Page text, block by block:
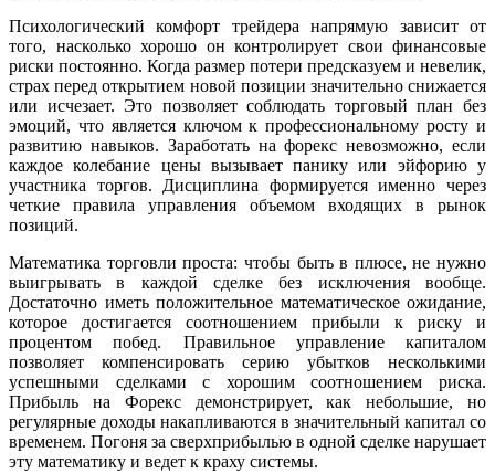
Психологический комфорт трейдера напрямую зависит от
того, насколько хорошо он контролирует свои финансовые
риски постоянно. Когда размер потери предсказуем и невелик,
страх перед открытием новой позиции значительно снижается
или исчезает. Это позволяет соблюдать торговый план без
эмоций, что является ключом к профессиональному росту и
развитию навыков. Заработать на форекс невозможно, если
каждое колебание цены вызывает панику или эйфорию у
участника торгов. Дисциплина формируется именно через
четкие правила управления объемом входящих в рынок
позиций.
Математика торговли проста: чтобы быть в плюсе, не нужно
выигрывать в каждой сделке без исключения вообще.
Достаточно иметь положительное математическое ожидание,
которое достигается соотношением прибыли к риску и
процентом побед. Правильное управление капиталом
позволяет компенсировать серию убытков несколькими
успешными сделками с хорошим соотношением риска.
Прибыль на Форекс демонстрирует, как небольшие, но
регулярные доходы накапливаются в значительный капитал со
временем. Погоня за сверхприбылью в одной сделке нарушает
эту математику и ведет к краху системы.